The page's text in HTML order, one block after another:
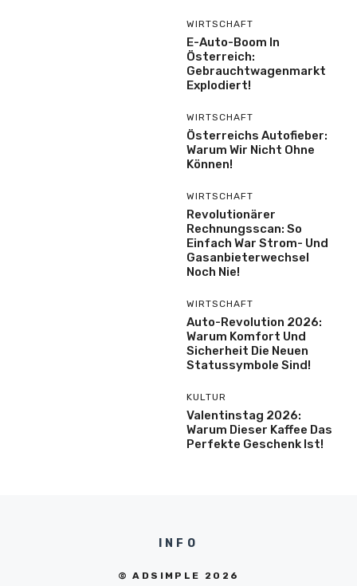
WIRTSCHAFT
E-Auto-Boom In
Österreich:
Gebrauchtwagenmarkt
Explodiert!
WIRTSCHAFT
Österreichs Autofieber:
Warum Wir Nicht Ohne
Können!
WIRTSCHAFT
Revolutionärer
Rechnungsscan: So
Einfach War Strom- Und
Gasanbieterwechsel
Noch Nie!
WIRTSCHAFT
Auto-Revolution 2026:
Warum Komfort Und
Sicherheit Die Neuen
Statussymbole Sind!
KULTUR
Valentinstag 2026:
Warum Dieser Kaffee Das
Perfekte Geschenk Ist!
INFO
© ADSIMPLE 2026